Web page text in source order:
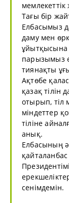
мемлекеттік
Тағы бір
Елбасымыз
даму мен
парызымыз
тиянақты
Ақтөбе
қазақ тілін
отырып, тіл
міндеттер
тіліне
анық.
Елбасының
сенімдемін.